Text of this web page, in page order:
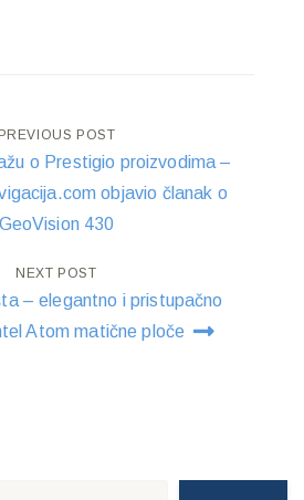
PREVIOUS POST
o Prestigio proizvodima –
objavio članak o
GeoVision 430
NEXT POST
– elegantno i pristupačno
Atom matične ploče